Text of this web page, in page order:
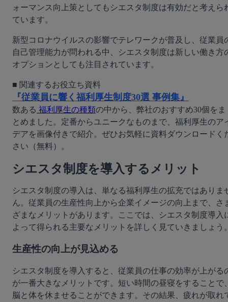
ォーマンス向上策としてもシエスタ制度は有効だと考えら
ています。
新型コロナウイルスの影響でテレワークが普及し、従業員
自己管理能力が問われる中、シエスタ制度は新しい働き方
オプションとしても注目されています。
『従業員に響く福利厚生制度30選 事例集』
数ある 福利厚生の種類の中から、弊社のおすすめ30個をま
とめました。定番からユニークなものまで、福利厚生のア
デアを画像付きで紹介。ぜひお気軽に資料ダウンロードく
さい（無料）。
シエスタ制度を導入するメリット
シエスタ制度の導入は、単なる福利厚生の拡充ではありま
ん。従業員の生産性向上から企業イメージの向上まで、さ
ざまなメリットがあります。ここでは、シエスタ制度導入
よって得られる主要なメリットを詳しく見ていきましょう
生産性の向上が見込める
シエスタ制度を導入すると、従業員の仕事の効率が上がる
が一番大きなメリットです。短い時間の昼寝をすることで
脳と体を休ませることができます。その結果、疲れが取れ